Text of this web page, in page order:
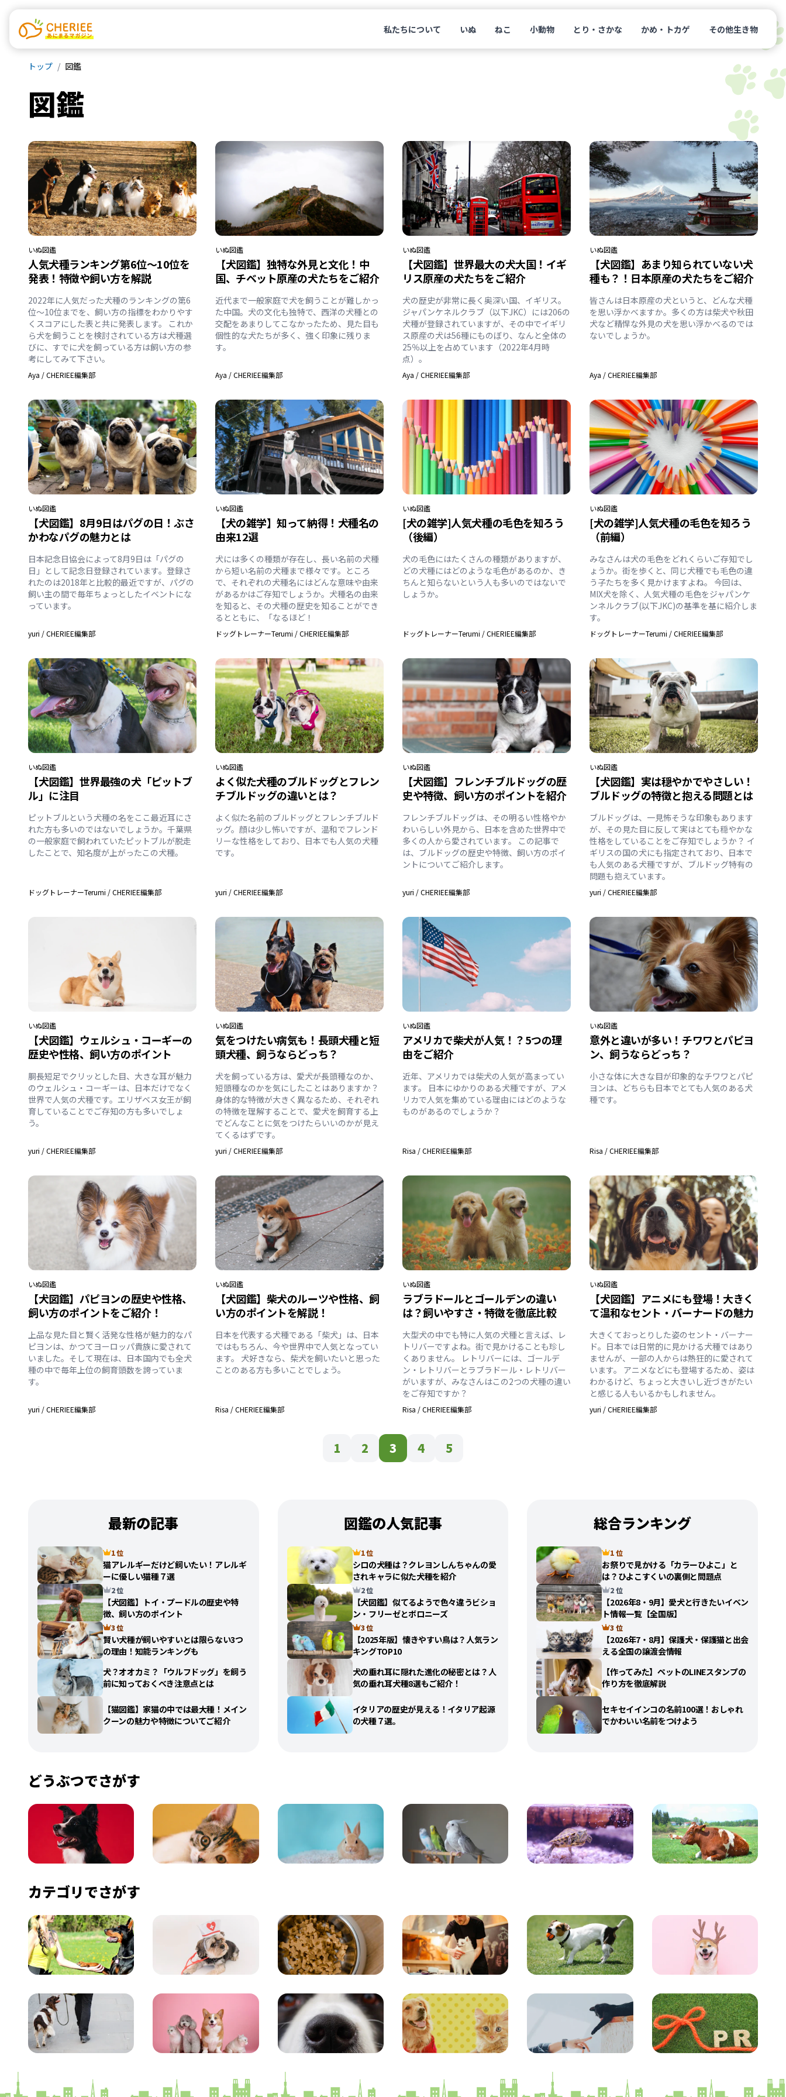
私たちについて いぬ ねこ 小動物 とり・さかな かめ・トカゲ その他生き物
トップ 図鑑
図鑑
いぬ図鑑
人気犬種ランキング第6位～10位を
発表！特徴や飼い方を解説
2022年に人気だった犬種のランキングの第6
位～10位までを、飼い方の指標をわかりやす
くスコアにした表と共に発表します。 これか
ら犬を飼うことを検討されている方は犬種選
びに、すでに犬を飼っている方は飼い方の参
考にしてみて下さい。
Aya /CHERIEE編集部
いぬ図鑑
【犬図鑑】独特な外見と文化！中
国、チベット原産の犬たちをご紹介
近代まで一般家庭で犬を飼うことが難しかっ
た中国。犬の文化も独特で、西洋の犬種との
交配をあまりしてこなかったため、見た目も
個性的な犬たちが多く、強く印象に残りま
す。
Aya /CHERIEE編集部
いぬ図鑑
【犬図鑑】世界最大の犬大国！イギ
リス原産の犬たちをご紹介
犬の歴史が非常に長く奥深い国、イギリス。
ジャパンケネルクラブ（以下JKC）には206の
犬種が登録されていますが、その中でイギリ
ス原産の犬は56種にものぼり、なんと全体の
25％以上を占めています（2022年4月時
点）。
Aya /CHERIEE編集部
いぬ図鑑
【犬図鑑】あまり知られていない犬
種も？！日本原産の犬たちをご紹介
皆さんは日本原産の犬というと、どんな犬種
を思い浮かべますか。多くの方は柴犬や秋田
犬など精悍な外見の犬を思い浮かべるのでは
ないでしょうか。
Aya /CHERIEE編集部
いぬ図鑑
【犬図鑑】8月9日はパグの日！ぶさ
かわなパグの魅力とは
日本記念日協会によって8月9日は「パグの
日」として記念日登録されています。登録さ
れたのは2018年と比較的最近ですが、パグの
飼い主の間で毎年ちょっとしたイベントにな
っています。
yuri /CHERIEE編集部
いぬ図鑑
【犬の雑学】知って納得！犬種名の
由来12選
犬には多くの種類が存在し、長い名前の犬種
から短い名前の犬種まで様々です。ところ
で、それぞれの犬種名にはどんな意味や由来
があるかはご存知でしょうか。犬種名の由来
を知ると、その犬種の歴史を知ることができ
るとともに、「なるほど！
ドッグトレーナーTerumi /CHERIEE編集部
いぬ図鑑
[犬の雑学]人気犬種の毛色を知ろう
（後編）
犬の毛色にはたくさんの種類がありますが、
どの犬種にはどのような毛色があるのか、き
ちんと知らないという人も多いのではないで
しょうか。
ドッグトレーナーTerumi /CHERIEE編集部
いぬ図鑑
[犬の雑学]人気犬種の毛色を知ろう
（前編）
みなさんは犬の毛色をどれくらいご存知でし
ょうか。街を歩くと、同じ犬種でも毛色の違
う子たちを多く見かけますよね。 今回は、
MIX犬を除く、人気犬種の毛色をジャパンケ
ンネルクラブ(以下JKC)の基準を基に紹介しま
す。
ドッグトレーナーTerumi /CHERIEE編集部
いぬ図鑑
【犬図鑑】世界最強の犬「ピットブ
ル」に注目
ピットブルという犬種の名をここ最近耳にさ
れた方も多いのではないでしょうか。千葉県
の一般家庭で飼われていたピットブルが脱走
したことで、知名度が上がったこの犬種。
ドッグトレーナーTerumi /CHERIEE編集部
いぬ図鑑
よく似た犬種のブルドッグとフレン
チブルドッグの違いとは？
よく似た名前のブルドッグとフレンチブルド
ッグ。顔は少し怖いですが、温和でフレンド
リーな性格をしており、日本でも人気の犬種
です。
yuri /CHERIEE編集部
いぬ図鑑
【犬図鑑】フレンチブルドッグの歴
史や特徴、飼い方のポイントを紹介
フレンチブルドッグは、その明るい性格やか
わいらしい外見から、日本を含めた世界中で
多くの人から愛されています。 この記事で
は、ブルドッグの歴史や特徴、飼い方のポイ
ントについてご紹介します。
yuri /CHERIEE編集部
いぬ図鑑
【犬図鑑】実は穏やかでやさしい！
ブルドッグの特徴と抱える問題とは
ブルドッグは、一見怖そうな印象もあります
が、その見た目に反して実はとても穏やかな
性格をしていることをご存知でしょうか？ イ
ギリスの国の犬にも指定されており、日本で
も人気のある犬種ですが、ブルドッグ特有の
問題も抱えています。
yuri /CHERIEE編集部
いぬ図鑑
【犬図鑑】ウェルシュ・コーギーの
歴史や性格、飼い方のポイント
胴長短足でクリッとした目、大きな耳が魅力
のウェルシュ・コーギーは、日本だけでなく
世界で人気の犬種です。エリザベス女王が飼
育していることでご存知の方も多いでしょ
う。
yuri /CHERIEE編集部
いぬ図鑑
気をつけたい病気も！長頭犬種と短
頭犬種、飼うならどっち？
犬を飼っている方は、愛犬が長頭種なのか、
短頭種なのかを気にしたことはありますか？
身体的な特徴が大きく異なるため、それぞれ
の特徴を理解することで、愛犬を飼育する上
でどんなことに気をつけたらいいのかが見え
てくるはずです。
yuri /CHERIEE編集部
いぬ図鑑
アメリカで柴犬が人気！？5つの理
由をご紹介
近年、アメリカでは柴犬の人気が高まってい
ます。 日本にゆかりのある犬種ですが、アメ
リカで人気を集めている理由にはどのような
ものがあるのでしょうか？
Risa /CHERIEE編集部
いぬ図鑑
意外と違いが多い！チワワとパピヨ
ン、飼うならどっち？
小さな体に大きな目が印象的なチワワとパピ
ヨンは、どちらも日本でとても人気のある犬
種です。
Risa /CHERIEE編集部
いぬ図鑑
【犬図鑑】パピヨンの歴史や性格、
飼い方のポイントをご紹介！
上品な見た目と賢く活発な性格が魅力的なパ
ピヨンは、かつてヨーロッパ貴族に愛されて
いました。そして現在は、日本国内でも全犬
種の中で毎年上位の飼育頭数を誇っていま
す。
yuri /CHERIEE編集部
いぬ図鑑
【犬図鑑】柴犬のルーツや性格、飼
い方のポイントを解説！
日本を代表する犬種である「柴犬」は、日本
ではもちろん、今や世界中で人気となってい
ます。 犬好きなら、柴犬を飼いたいと思った
ことのある方も多いことでしょう。
Risa /CHERIEE編集部
いぬ図鑑
ラブラドールとゴールデンの違い
は？飼いやすさ・特徴を徹底比較
大型犬の中でも特に人気の犬種と言えば、レ
トリバーですよね。街で見かけることも珍し
くありません。 レトリバーには、ゴールデ
ン・レトリバーとラブラドール・レトリバー
がいますが、みなさんはこの2つの犬種の違い
をご存知ですか？
Risa /CHERIEE編集部
いぬ図鑑
【犬図鑑】アニメにも登場！大きく
て温和なセント・バーナードの魅力
大きくておっとりした姿のセント・バーナー
ド。日本では日常的に見かける犬種ではあり
ませんが、一部の人からは熱狂的に愛されて
います。 アニメなどにも登場するため、姿は
わかるけど、ちょっと大きいし近づきがたい
と感じる人もいるかもしれません。
yuri /CHERIEE編集部
1 2 3 4 5
最新の記事
1 位
猫アレルギーだけど飼いたい！アレルギ
ーに優しい猫種７選
2 位
【犬図鑑】トイ・プードルの歴史や特
徴、飼い方のポイント
3 位
賢い犬種が飼いやすいとは限らない3つ
の理由！知能ランキングも
犬？オオカミ？「ウルフドッグ」を飼う
前に知っておくべき注意点とは
【猫図鑑】家猫の中では最大種！メイン
クーンの魅力や特徴についてご紹介
図鑑の人気記事
1 位
シロの犬種は？クレヨンしんちゃんの愛
されキャラに似た犬種を紹介
2 位
【犬図鑑】似てるようで色々違うビショ
ン・フリーゼとボロニーズ
3 位
【2025年版】懐きやすい鳥は？人気ラン
キングTOP10
犬の垂れ耳に隠れた進化の秘密とは？人
気の垂れ耳犬種8選もご紹介！
イタリアの歴史が見える！イタリア起源
の犬種７選。
総合ランキング
1 位
お祭りで見かける「カラーひよこ」と
は？ひよこすくいの裏側と問題点
2 位
【2026年8・9月】愛犬と行きたいイベン
ト情報一覧【全国版】
3 位
【2026年7・8月】保護犬・保護猫と出会
える全国の譲渡会情報
【作ってみた】ペットのLINEスタンプの
作り方を徹底解説
セキセイインコの名前100選！おしゃれ
でかわいい名前をつけよう
どうぶつでさがす
カテゴリでさがす